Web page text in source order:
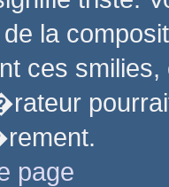
la
ces
page